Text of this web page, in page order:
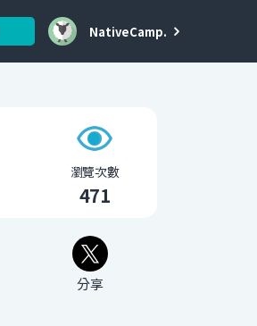
NativeCamp.
瀏覽次數
471
分享